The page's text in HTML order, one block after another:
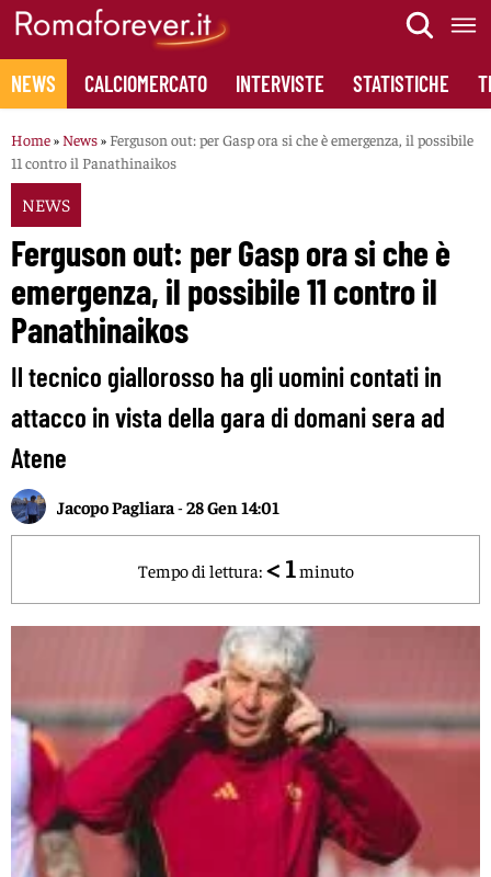
Skip
content
NEWS CALCIOMERCATO INTERVISTE STATISTICHE
Home» News» Ferguson out: per Gasp ora si che è emergenza, il possibile
11 contro il Panathinaikos
NEWS
Ferguson out: per Gasp ora si che è
emergenza, il possibile 11 contro il
Panathinaikos
Il tecnico giallorosso ha gli uomini contati in
attacco in vista della gara di domani sera ad
Atene
Jacopo Pagliara -28 Gen 14:01
Tempo di lettura: < 1 minuto